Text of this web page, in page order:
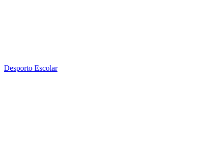
Desporto Escolar